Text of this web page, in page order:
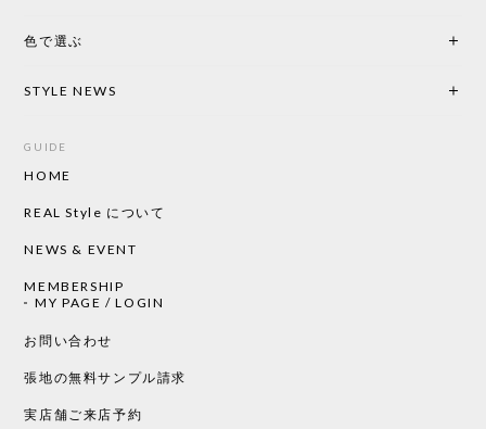
色で選ぶ
STYLE NEWS
GUIDE
HOME
REAL Style について
NEWS & EVENT
MEMBERSHIP
MY PAGE / LOGIN
お問い合わせ
張地の無料サンプル請求
実店舗ご来店予約